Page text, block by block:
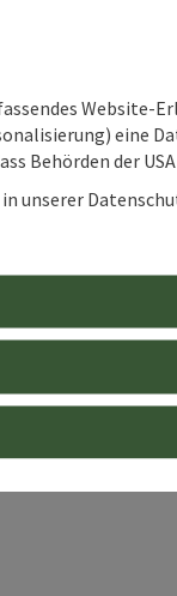
Website-
eine
Behörden der
unserer